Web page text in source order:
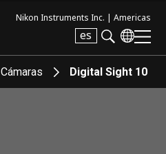
Nikon Instruments Inc. | Americas
es
Cámaras Digital Sight 10